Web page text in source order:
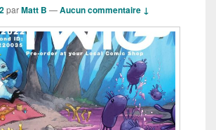
parMatt B —Aucun commentaire ↓